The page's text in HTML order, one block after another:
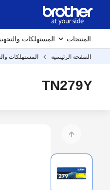
المنتجات المستهلكات
الصفحة الرئيسية المستهلكات
TN279Y